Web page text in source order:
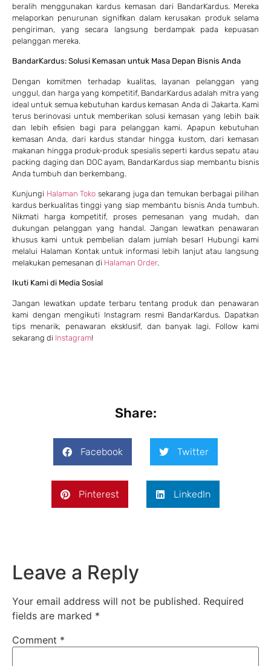
beralih menggunakan kardus kemasan dari BandarKardus. Mereka
melaporkan penurunan signifikan dalam kerusakan produk selama
pengiriman, yang secara langsung berdampak pada kepuasan
pelanggan mereka.
BandarKardus: Solusi Kemasan untuk Masa Depan Bisnis Anda
Dengan komitmen terhadap kualitas, layanan pelanggan yang
unggul, dan harga yang kompetitif, BandarKardus adalah mitra yang
ideal untuk semua kebutuhan kardus kemasan Anda di Jakarta. Kami
terus berinovasi untuk memberikan solusi kemasan yang lebih baik
dan lebih efisien bagi para pelanggan kami. Apapun kebutuhan
kemasan Anda, dari kardus standar hingga kustom, dari kemasan
makanan hingga produk-produk spesialis seperti kardus sepatu atau
packing daging dan DOC ayam, BandarKardus siap membantu bisnis
Anda tumbuh dan berkembang.
Kunjungi Halaman Toko sekarang juga dan temukan berbagai pilihan
kardus berkualitas tinggi yang siap membantu bisnis Anda tumbuh.
Nikmati harga kompetitif, proses pemesanan yang mudah, dan
dukungan pelanggan yang handal. Jangan lewatkan penawaran
khusus kami untuk pembelian dalam jumlah besar! Hubungi kami
melalui Halaman Kontakuntuk informasi lebih lanjut atau langsung
melakukan pemesanan di Halaman Order.
Ikuti Kami di Media Sosial
Jangan lewatkan update terbaru tentang produk dan penawaran
kami dengan mengikuti Instagram resmi BandarKardus. Dapatkan
tips menarik, penawaran eksklusif, dan banyak lagi. Follow kami
sekarang di Instagram!
Share:
Facebook Twitter
Pinterest LinkedIn
Leave a Reply
Your email address will not be published. Required
fields are marked *
Comment *